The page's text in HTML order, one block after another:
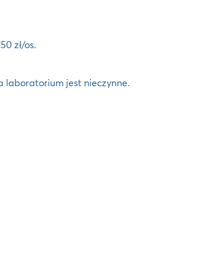
zł/os.
laboratorium jest nieczynne.